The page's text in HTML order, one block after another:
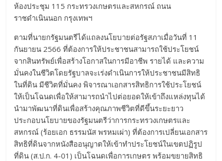
ห้องประชุม 115 กระทรวงเกษตรและสหกรณ์ ถนน
ราชดำเนินนอก กรุงเทพฯ
ตามที่นายกรัฐมนตรีได้แถลงนโยบายต่อรัฐสภาเมื่อวันที่ 11
กันยายน 2566 ที่ต้องการให้ประชาชนสามารถใช้ประโยชน์
จากสินทรัพย์เพื่อสร้างโอกาสในการมีอาชีพ รายได้ และความ
มั่นคงในชีวิตโดยรัฐบาลจะเร่งดำเนินการให้ประชาชนมีสิทธิ
ในที่ดิน มีชีวิตที่มั่นคง พิจารณาเอกสารสิทธิการใช้ประโยชน์
ให้เป็นโฉนดเพื่อให้สามารถนำไปต่อยอดให้เข้าถึงแหล่งทุนได้
นำมาพัฒนาที่ดินเพื่อสร้างคุณภาพชีวิตที่ดีขึ้นระยะยาว
ประกอบนโยบายของรัฐมนตรีว่าการกระทรวงเกษตรและ
สหกรณ์ (ร้อยเอก ธรรมนัส พรหมเผ่า) ที่ต้องการเปลี่ยนเอกสาร
สิทธิที่ดินจากหนังสืออนุญาตให้เข้าทำประโยชน์ในเขตปฏิรูป
ที่ดิน (ส.ป.ก. 4-01) เป็นโฉนดเพื่อการเกษตร พร้อมขยายสิทธิ